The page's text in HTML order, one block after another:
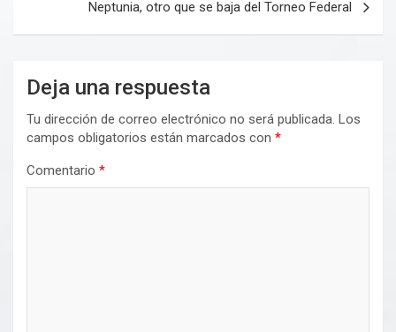
Neptunia, otro que se baja del Torneo Federal
Deja una respuesta
Tu dirección de correo electrónico no será publicada. Los
campos obligatorios están marcados con *
Comentario *